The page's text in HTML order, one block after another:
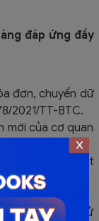
đáp ứng đầy
đơn, chuyển dữ
2021/TT-BTC.
mới của cơ quan
không có kết
DN & HKD.
Hóa đơn điện tử